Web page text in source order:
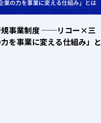
規事業制度 ──リコー×三
を事業に変える仕組み」と